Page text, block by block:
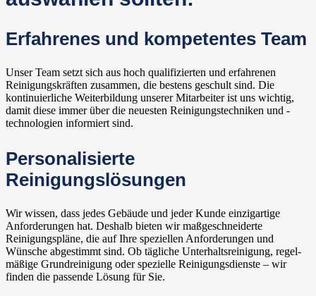
Erfahrenes und kompetentes Team
Unser Team setzt sich aus hoch qualifizierten und erfahrenen
Reinigungskräften zusammen, die bestens geschult sind. Die
kontinuierliche Weiterbildung unserer Mitarbeiter ist uns wichtig,
damit diese immer über die neuesten Reinigungstechniken und -
technologien informiert sind.
Personalisierte
Reinigungslösungen
Wir wissen, dass jedes Gebäude und jeder Kunde einzigartige
Anforderungen hat. Deshalb bieten wir maßgeschneiderte
Reinigungspläne, die auf Ihre speziellen Anforderungen und
Wünsche abgestimmt sind. Ob tägliche Unterhaltsreinigung, regel-
mäßige Grundreinigung oder spezielle Reinigungsdienste – wir
finden die passende Lösung für Sie.